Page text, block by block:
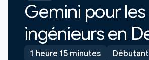
Gemini pour les
ingénieurs en
1 heure 15 minutes
Débutant